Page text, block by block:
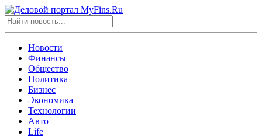
Новости
Финансы
Общество
Политика
Бизнес
Экономика
Технологии
Авто
Life